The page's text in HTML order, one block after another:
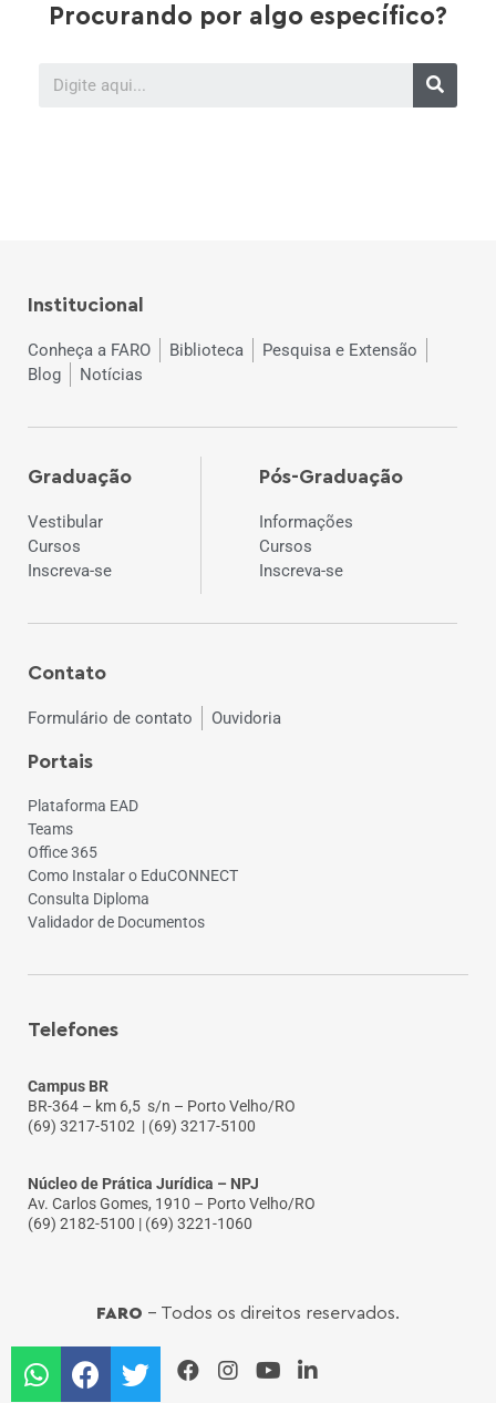
Procurando por algo específico?
Institucional
Conheça a FARO Biblioteca
Pesquisa e Extensão
Blog
Notícias
Graduação
Vestibular
Cursos
Inscreva-se
Pós-Graduação
Informações
Cursos
Inscreva-se
Contato
Formulário de contato Ouvidoria
Portais
Plataforma EAD
Teams
Office 365
Como Instalar o EduCONNECT
Consulta Diploma
Validador de Documentos
Telefones
Campus BR
BR-364 – km 6,5 s/n – Porto Velho/RO
(69) 3217-5102 | (69) 3217-5100
Núcleo de Prática Jurídica – NPJ
Av. Carlos Gomes, 1910 – Porto Velho/RO
(69) 2182-5100 | (69) 3221-1060
FARO - Todos os direitos reservados.